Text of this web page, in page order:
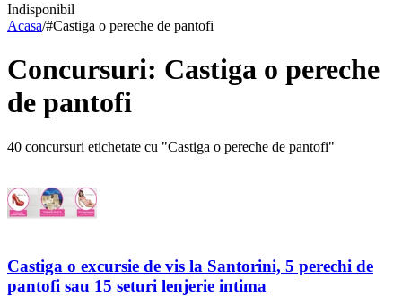
Indisponibil
Acasa/#Castiga o pereche de pantofi
Concursuri: Castiga o pereche
de pantofi
40 concursuri etichetate cu "Castiga o pereche de pantofi"
Castiga o excursie de vis la Santorini, 5 perechi de
pantofi sau 15 seturi lenjerie intima